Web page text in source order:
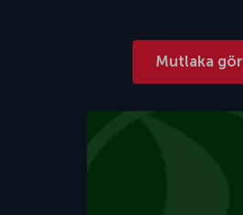
Mutlaka gör